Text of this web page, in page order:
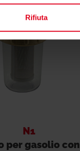
Rifiuta
N1
per gasolio con